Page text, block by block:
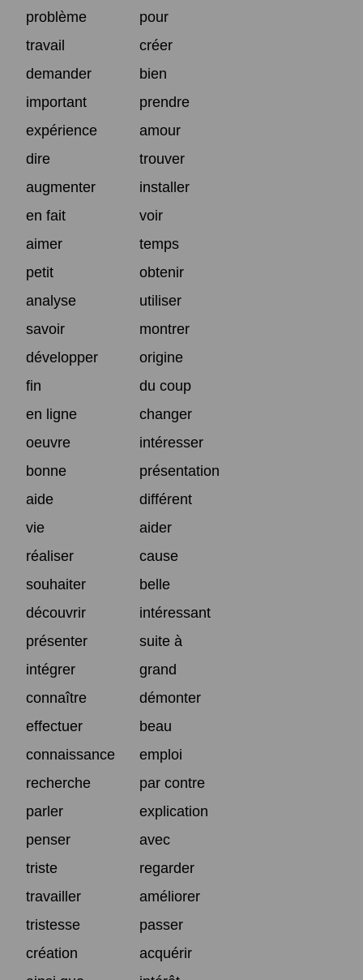
problème
pour
travail
créer
demander
bien
important
prendre
expérience
amour
dire
trouver
augmenter
installer
en fait
voir
aimer
temps
petit
obtenir
analyse
utiliser
savoir
montrer
développer
origine
fin
du coup
en ligne
changer
oeuvre
intéresser
bonne
présentation
aide
différent
vie
aider
réaliser
cause
souhaiter
belle
découvrir
intéressant
présenter
suite à
intégrer
grand
connaître
démonter
effectuer
beau
connaissance
emploi
recherche
par contre
parler
explication
penser
avec
triste
regarder
travailler
améliorer
tristesse
passer
création
acquérir